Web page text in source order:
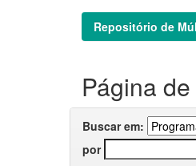
Repositório de
Página
Buscar em:
por